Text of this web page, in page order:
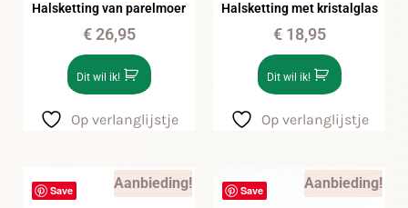
Halsketting van parelmoer
€26,95
Dit wil ik!
Op verlanglijstje
Halsketting met kristalglas
€18,95
Dit wil ik!
Op verlanglijstje
Save Aanbieding! Save Aanbieding!